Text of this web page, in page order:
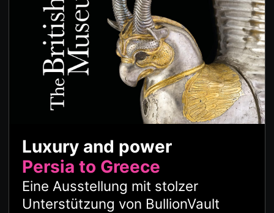
Luxury and power
Persia to Greece
Eine Ausstellung mit stolzer
Unterstützung von BullionVault